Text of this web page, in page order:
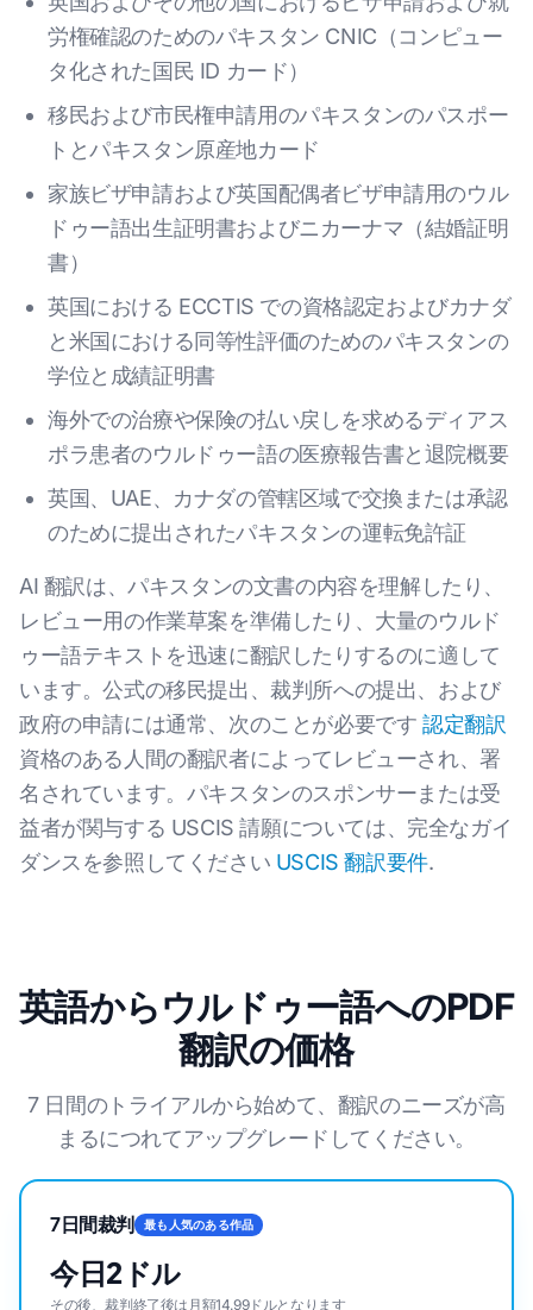
労権確認のためのパキスタン CNIC（コンピュー
タ化された国民 ID カード）
移民および市民権申請用のパキスタンのパスポー
トとパキスタン原産地カード
家族ビザ申請および英国配偶者ビザ申請用のウル
ドゥー語出生証明書およびニカーナマ（結婚証明
書）
英国における ECCTIS での資格認定およびカナダ
と米国における同等性評価のためのパキスタンの
学位と成績証明書
海外での治療や保険の払い戻しを求めるディアス
ポラ患者のウルドゥー語の医療報告書と退院概要
英国、UAE、カナダの管轄区域で交換または承認
のために提出されたパキスタンの運転免許証
AI 翻訳は、パキスタンの文書の内容を理解したり、
レビュー用の作業草案を準備したり、大量のウルド
ゥー語テキストを迅速に翻訳したりするのに適して
います。公式の移民提出、裁判所への提出、および
政府の申請には通常、次のことが必要です認定翻訳
資格のある人間の翻訳者によってレビューされ、署
名されています。パキスタンのスポンサーまたは受
益者が関与する USCIS 請願については、完全なガイ
ダンスを参照してください USCIS 翻訳要件.
英語からウルドゥー語へのPDF
翻訳の価格
7 日間のトライアルから始めて、翻訳のニーズが高
まるにつれてアップグレードしてください。
7日間裁判 最も人気のある作品
今日2ドル
その後、裁判終了後は月額14.99ドルとなります